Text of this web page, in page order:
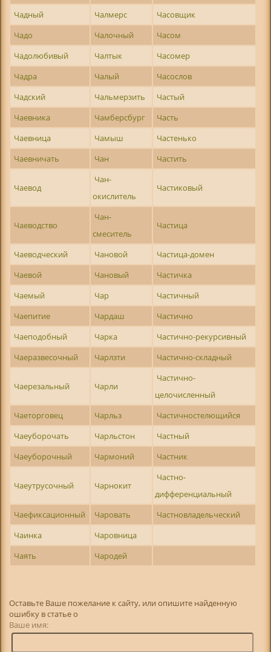
Чадный
Чалмерс
Часовщик
Чадо
Чалочный
Часом
Чадолюбивый
Чалтык
Часомер
Чадра
Чалый
Часослов
Чадский
Чальмерзить
Частый
Чаевника
Чамберсбург
Часть
Чаевница
Чамыш
Частенько
Чаевничать
Чан Частить
Чаевод
Чан-
окислитель
Частиковый
Чаеводство
Чан-
смеситель
Частица
Чаеводческий Чановой
Частица-домен
Чаевой
Чановый
Частичка
Чаемый
Чар
Частичный
Чаепитие
Чардаш
Частично
Чаеподобный
Чарка
Частично-рекурсивный
Чаеразвесочный
Чарлзти Частично-складный
Чаерезальный Чарли
Частично-
целочисленный
Чаеторговец
Чарльз
Частичностелющийся
Чаеуборочать
Чарльстон
Частный
Чаеуборочный
Чармоний Частник
Чаеутрусочный Чарнокит
Частно-
дифференциальный
Чаефиксационный
Чаровать
Частновладельческий
Чаинка
Чаровница
Чаять
Чародей
Оставьте Ваше пожелание к сайту, или опишите найденную
ошибку в статье о
Ваше имя: